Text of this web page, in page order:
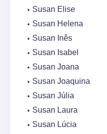
Susan Elise
Susan Helena
Susan Inês
Susan Isabel
Susan Joana
Susan Joaquina
Susan Júlia
Susan Laura
Susan Lúcia